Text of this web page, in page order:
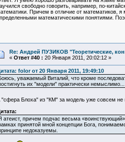
свободно говорить, например, по-
Причем в отличие от математиков, я
математическими понятиями.
Re: Андрей ПУЗИКОВ "Теоретические,
« Ответ #40 : 20 Января 2011, 20:02:12 »
folor от 20 Января 2011, 19:49:10
уважаемый Виталий, что кроме
их "модели" практически немыслимо...
"сфера Блоха" из "КМ" за модель уже совсем не
атеист, причем подчас весьма
принятой мной концепции Бога,
недоказуемы.